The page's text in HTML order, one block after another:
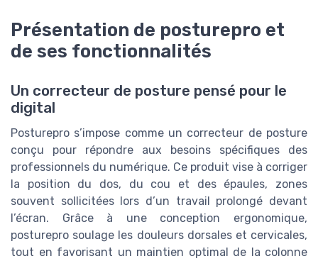
Présentation de posturepro et
de ses fonctionnalités
Un correcteur de posture pensé pour le
digital
Posturepro s’impose comme un correcteur de posture
conçu pour répondre aux besoins spécifiques des
professionnels du numérique. Ce produit vise à corriger
la position du dos, du cou et des épaules, zones
souvent sollicitées lors d’un travail prolongé devant
l’écran. Grâce à une conception ergonomique,
posturepro soulage les douleurs dorsales et cervicales,
tout en favorisant un maintien optimal de la colonne